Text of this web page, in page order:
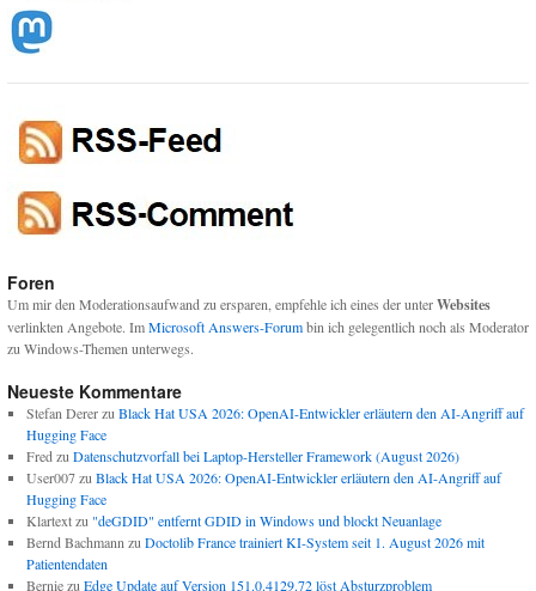
Foren
Um mir den Moderationsaufwand zu ersparen, empfehle ich eines der unterWebsites
verlinkten Angebote. ImMicrosoft Answers-Forumbin ich gelegentlich noch als Moderator
zu Windows-Themen unterwegs.
Neueste Kommentare
Stefan DererzuBlack Hat USA 2026: OpenAI-Entwickler erläutern den AI-Angriff auf
Hugging Face
FredzuDatenschutzvorfall bei Laptop-Hersteller Framework (August 2026)
User007zuBlack Hat USA 2026: OpenAI-Entwickler erläutern den AI-Angriff auf
Hugging Face
Klartextzu "deGDID" entfernt GDID in Windows und blockt Neuanlage
Bernd BachmannzuDoctolib France trainiert KI-System seit 1. August 2026 mit
Patientendaten
BerniezuEdge Update auf Version 151.0.4129.72 löst Absturzproblem